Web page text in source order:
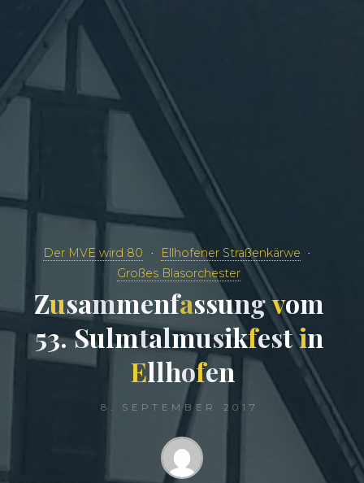
Der MVE wird 80
Ellhofener Straßenkärwe
Großes Blasorchester
Zusammenfassungvom
53.Sulmtalmusikfestin
Ellhofen
8. SEPTEMBER 2017